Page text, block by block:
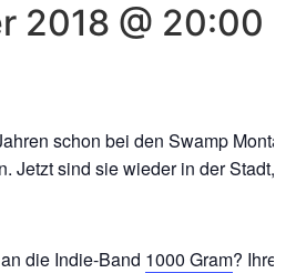
2018 @ 20:00
schon bei den Swamp
Jetzt sind sie wieder in der Stadt,
die Indie-Band 1000 Gram? Ihre